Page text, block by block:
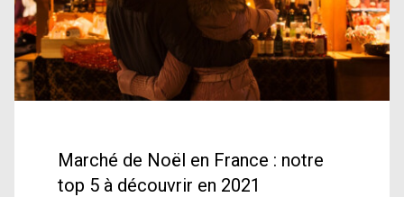
Marché de Noël en France : notre
top 5 à découvrir en 2021